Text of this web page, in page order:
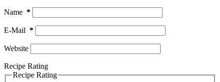
Name *
E-Mail *
Website
Recipe Rating
Recipe Rating